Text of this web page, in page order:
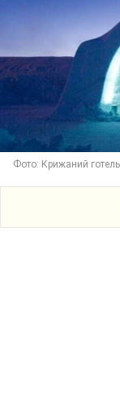
Фото: Крижаний